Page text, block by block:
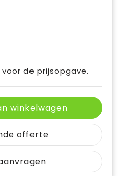
de prijsopgave.
winkelwagen
offerte